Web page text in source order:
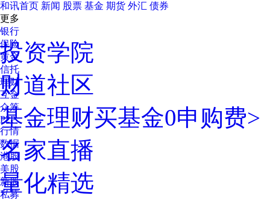
和讯首页 新闻 股票 基金 期货 外汇 债券
更多
银行
保险
黄金
信托
理财
互金
众筹
P2P
行情
数据
港股
美股
新股
私募
投资学院
财道社区
基金理财买基金0申购费>
名家直播
量化精选